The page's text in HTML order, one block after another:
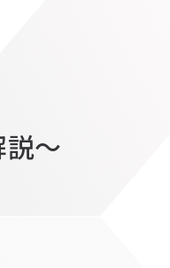
説～